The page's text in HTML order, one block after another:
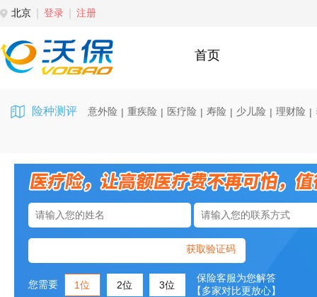
北京 登录 注册
首页
险种测评 意外险 | 重疾险 | 医疗险 | 寿险 | 少儿险 | 理财险 |
获取验证码
您需要 1位 2位 3位
保险客服为您解答
【多家对比更放心】